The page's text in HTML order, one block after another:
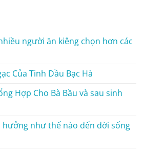
người ăn kiêng chọn hơn các
Của Tinh Dầu Bạc Hà
Hợp Cho Bà Bầu và sau sinh
hưởng như thế nào đến đời sống